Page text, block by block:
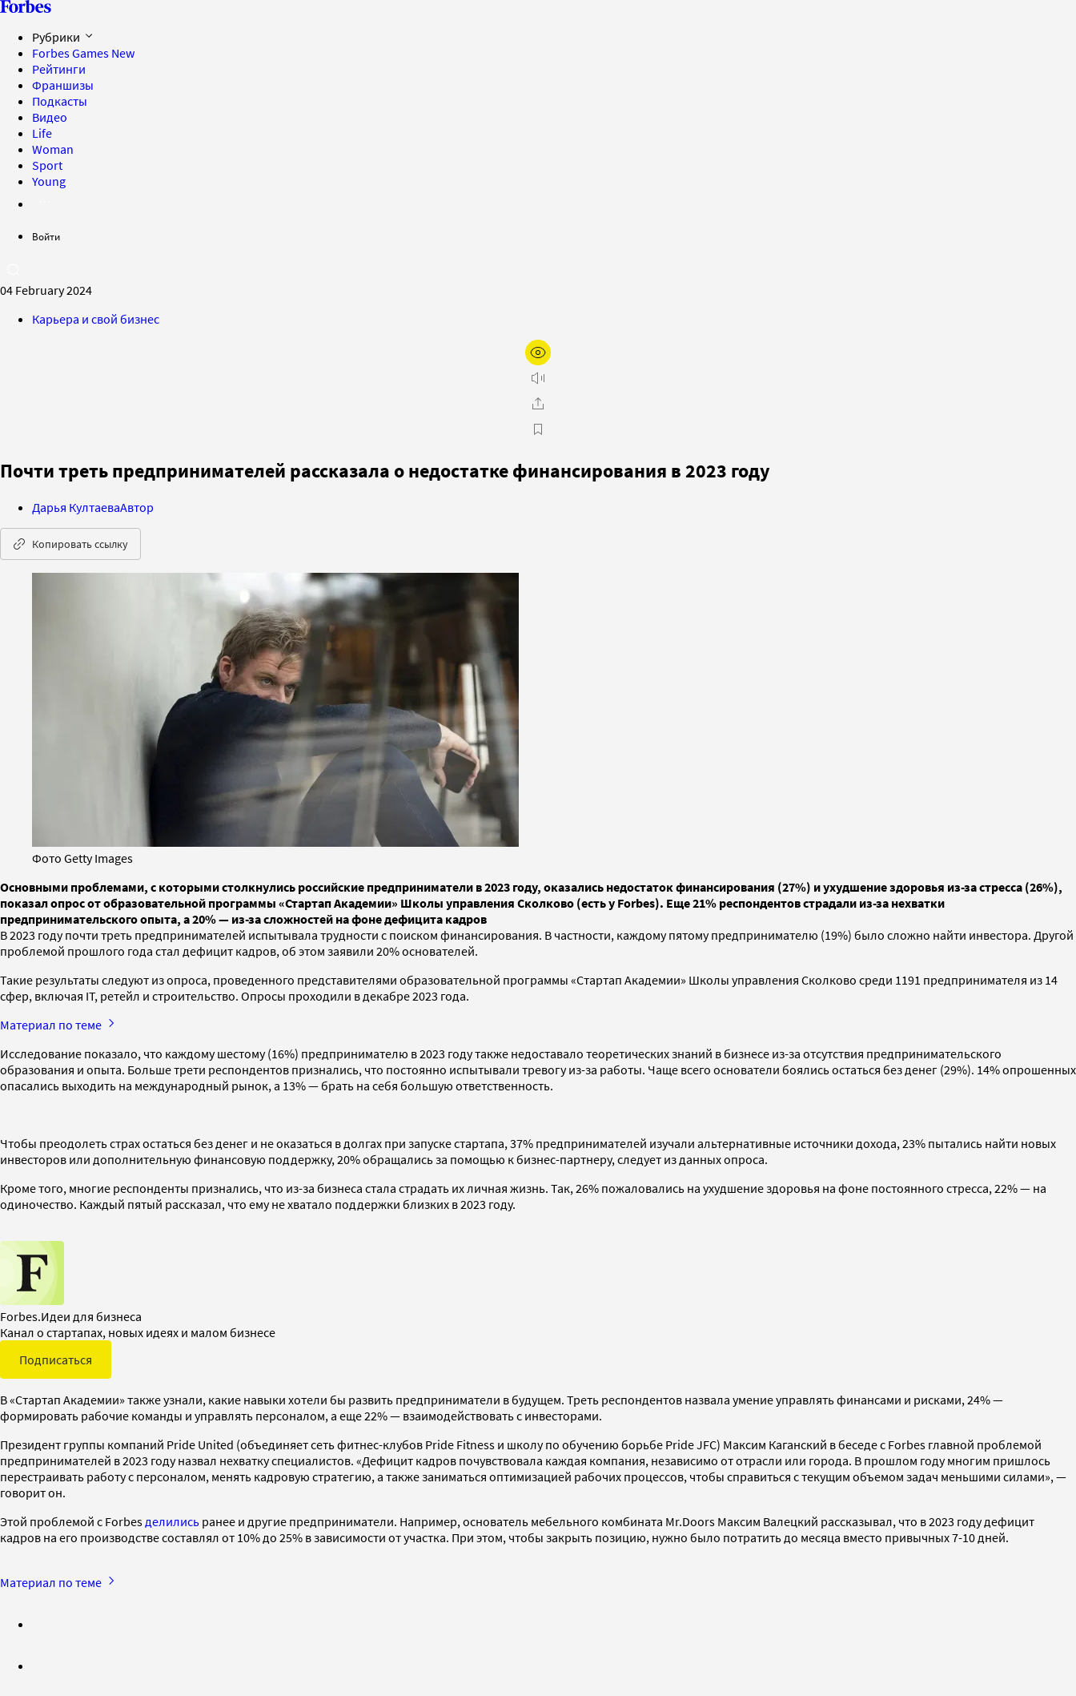
Рубрики
Forbes Games New
Рейтинги
Франшизы
Подкасты
Видео
Life
Woman
Sport
Young
Войти
04 February 2024
Карьера и свой бизнес
Почти треть предпринимателей рассказала о недостатке финансирования в 2023 году
Дарья КултаеваАвтор
Копировать ссылку
Фото Getty Images
Основными проблемами, с которыми столкнулись российские предприниматели в 2023 году, оказались недостаток финансирования (27%) и ухудшение здоровья из-за стресса (26%),
показал опрос от образовательной программы «Стартап Академии» Школы управления Сколково (есть у Forbes). Еще 21% респондентов страдали из-за нехватки
предпринимательского опыта, а 20% — из-за сложностей на фоне дефицита кадров
В 2023 году почти треть предпринимателей испытывала трудности с поиском финансирования. В частности, каждому пятому предпринимателю (19%) было сложно найти инвестора. Другой
проблемой прошлого года стал дефицит кадров, об этом заявили 20% основателей.
Такие результаты следуют из опроса, проведенного представителями образовательной программы «Стартап Академии» Школы управления Сколково среди 1191 предпринимателя из 14
сфер, включая IT, ретейл и строительство. Опросы проходили в декабре 2023 года.
Материал по теме
Исследование показало, что каждому шестому (16%) предпринимателю в 2023 году также недоставало теоретических знаний в бизнесе из-за отсутствия предпринимательского
образования и опыта. Больше трети респондентов признались, что постоянно испытывали тревогу из-за работы. Чаще всего основатели боялись остаться без денег (29%). 14% опрошенных
опасались выходить на международный рынок, а 13% — брать на себя большую ответственность.
Чтобы преодолеть страх остаться без денег и не оказаться в долгах при запуске стартапа, 37% предпринимателей изучали альтернативные источники дохода, 23% пытались найти новых
инвесторов или дополнительную финансовую поддержку, 20% обращались за помощью к бизнес-партнеру, следует из данных опроса.
Кроме того, многие респонденты признались, что из-за бизнеса стала страдать их личная жизнь. Так, 26% пожаловались на ухудшение здоровья на фоне постоянного стресса, 22% — на
одиночество. Каждый пятый рассказал, что ему не хватало поддержки близких в 2023 году.
Forbes.Идеи для бизнеса
Канал о стартапах, новых идеях и малом бизнесе
Подписаться
В «Стартап Академии» также узнали, какие навыки хотели бы развить предприниматели в будущем. Треть респондентов назвала умение управлять финансами и рисками, 24% —
формировать рабочие команды и управлять персоналом, а еще 22% — взаимодействовать с инвесторами.
Президент группы компаний Pride United (объединяет сеть фитнес-клубов Pride Fitness и школу по обучению борьбе Pride JFC) Максим Каганский в беседе с Forbes главной проблемой
предпринимателей в 2023 году назвал нехватку специалистов. «Дефицит кадров почувствовала каждая компания, независимо от отрасли или города. В прошлом году многим пришлось
перестраивать работу с персоналом, менять кадровую стратегию, а также заниматься оптимизацией рабочих процессов, чтобы справиться с текущим объемом задач меньшими силами», —
говорит он.
Этой проблемой с Forbes делились ранее и другие предприниматели. Например, основатель мебельного комбината Mr.Doors Максим Валецкий рассказывал, что в 2023 году дефицит
кадров на его производстве составлял от 10% до 25% в зависимости от участка. При этом, чтобы закрыть позицию, нужно было потратить до месяца вместо привычных 7-10 дней.
Материал по теме